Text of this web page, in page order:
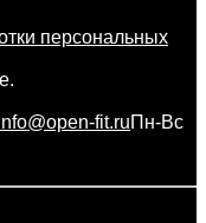
персональных
fit.ruПн-Вс